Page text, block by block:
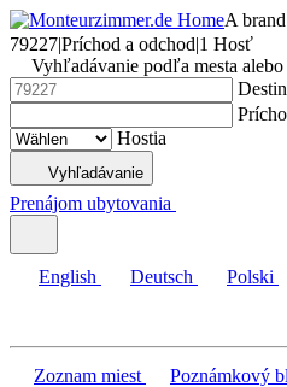
A
79227|Príchod a odchod|1 Hosť
Vyhľadávanie podľa mesta
Hostia
Vyhľadávanie
Prenájom ubytovania
English Deutsch Polski
Zoznam miest Poznámkový